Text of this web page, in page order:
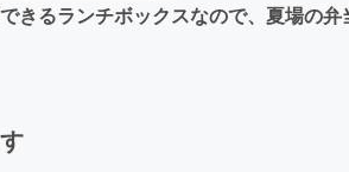
るランチボックスなので、夏場の